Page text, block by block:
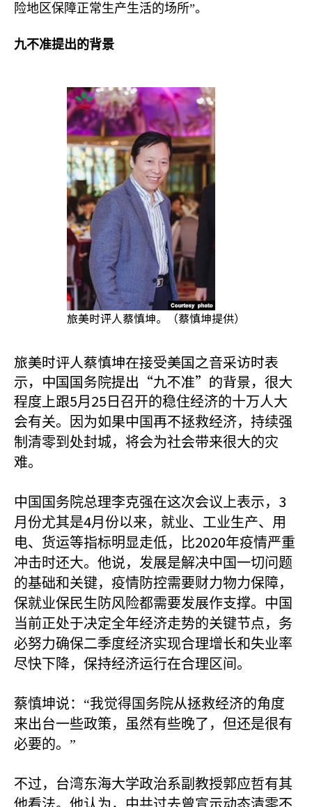
险地区保障正常生产生活的场所”。
九不准提出的背景
旅美时评人蔡慎坤。（蔡慎坤提供）
旅美时评人蔡慎坤在接受美国之音采访时表
示，中国国务院提出“九不准”的背景，很大
程度上跟5月 25 日召开的稳住经济的十万人大
会有关。因为如果中国再不拯救经济，持续强
制清零到处封城，将会为社会带来很大的灾
难。
中国国务院总理李克强在这次会议上表示， 3
月份尤其是4月份以来，就业、工业生产、用
电、货运等指标明显走低，比2020年疫情严重
冲击时还大。他说，发展是解决中国一切问题
的基础和关键，疫情防控需要财力物力保障，
保就业保民生防风险都需要发展作支撑。中国
当前正处于决定全年经济走势的关键节点，务
必努力确保二季度经济实现合理增长和失业率
尽快下降，保持经济运行在合理区间。
蔡慎坤说：“我觉得国务院从拯救经济的角度
来出台一些政策，虽然有些晚了，但还是很有
必要的。”
不过，台湾东海大学政治系副教授郭应哲有其